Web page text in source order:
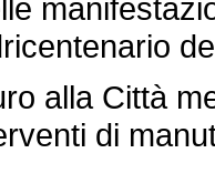
alla Città
di